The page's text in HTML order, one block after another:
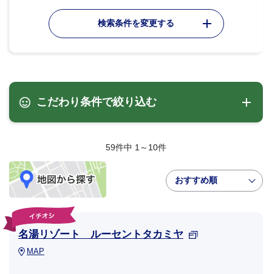
検索条件を変更する
こだわり条件で絞り込む
59件中 1～10件
おすすめ順
名湯リゾート ルーセントタカミヤ
MAP